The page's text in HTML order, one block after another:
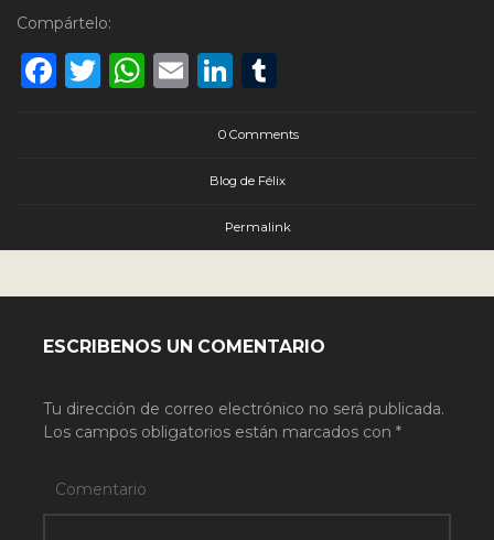
Compártelo:
Facebook
Twitter
WhatsApp
EmailLinkedIn
0 Comments
Blog de Félix
Permalink
ESCRIBENOS UN COMENTARIO
Tu dirección de correo electrónico no será publicada.
Los campos obligatorios están marcados con *
Comentario